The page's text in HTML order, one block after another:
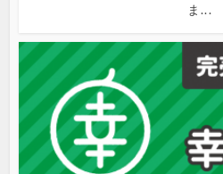
ま...